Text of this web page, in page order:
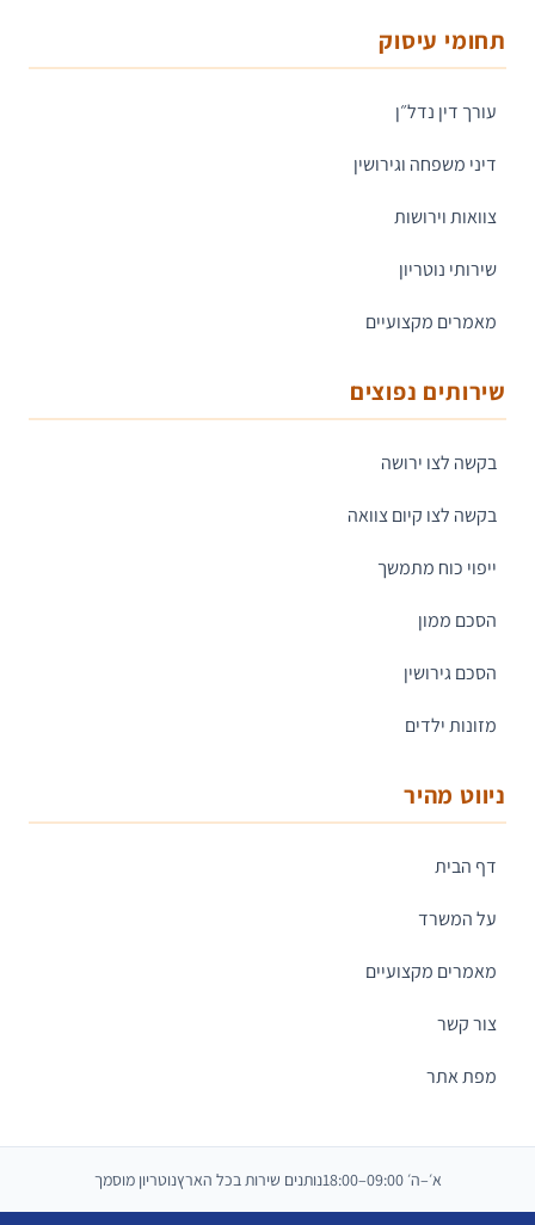
תחומי עיסוק
עורך דין נדל״ן
דיני משפחה וגירושין
צוואות וירושות
שירותי נוטריון
מאמרים מקצועיים
שירותים נפוצים
בקשה לצו ירושה
בקשה לצו קיום צוואה
ייפוי כוח מתמשך
הסכם ממון
הסכם גירושין
מזונות ילדים
ניווט מהיר
דף הבית
על המשרד
מאמרים מקצועיים
צור קשר
מפת אתר
א׳–ה׳ 09:00–18:00 נותנים שירות בכל הארץנוטריון מוסמך